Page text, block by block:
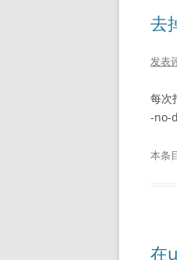
去
发表
每次
-no-
本条
在